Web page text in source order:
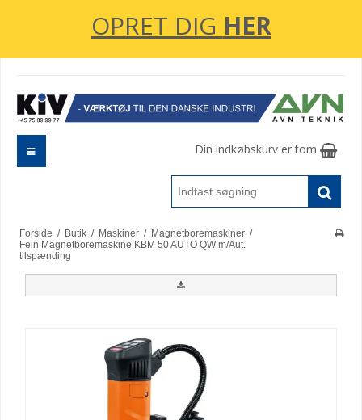
OPRET DIG HER
Din indkøbskurv er tom
Forside / Butik / Maskiner / Magnetboremaskiner /
Fein Magnetboremaskine KBM 50 AUTO QW m/Aut.
tilspænding